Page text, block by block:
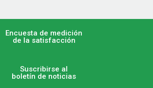
Encuesta de medición
de la satisfacción
Suscribirse al
boletín de noticias